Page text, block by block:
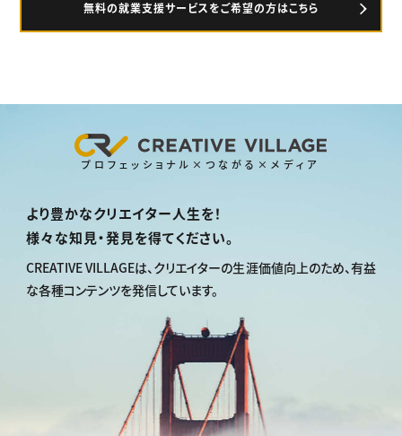
無料の就業支援サービスをご希望の方はこちら
プロフェッショナル×つながる×メディア
より豊かなクリエイター人生を！
様々な知見・発見を得てください。
CREATIVE VILLAGEは、 クリエイターの生涯価値向上のため、有益
な各種コンテンツを発信しています。